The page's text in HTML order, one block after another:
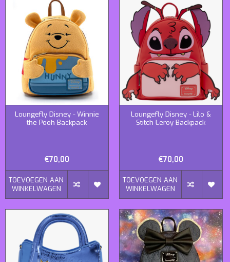
Loungefly Disney - Winnie
the Pooh Backpack
€70,00
TOEVOEGEN AAN
WINKELWAGEN
Loungefly Disney - Lilo &
Stitch Leroy Backpack
€70,00
TOEVOEGEN AAN
WINKELWAGEN